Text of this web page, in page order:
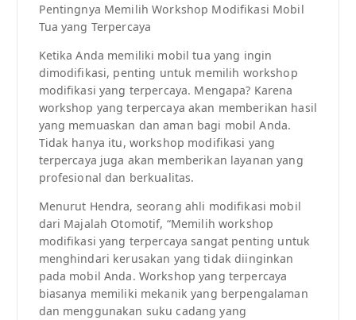
Pentingnya Memilih Workshop Modifikasi Mobil
Tua yang Terpercaya
Ketika Anda memiliki mobil tua yang ingin
dimodifikasi, penting untuk memilih workshop
modifikasi yang terpercaya. Mengapa? Karena
workshop yang terpercaya akan memberikan hasil
yang memuaskan dan aman bagi mobil Anda.
Tidak hanya itu, workshop modifikasi yang
terpercaya juga akan memberikan layanan yang
profesional dan berkualitas.
Menurut Hendra, seorang ahli modifikasi mobil
dari Majalah Otomotif, “Memilih workshop
modifikasi yang terpercaya sangat penting untuk
menghindari kerusakan yang tidak diinginkan
pada mobil Anda. Workshop yang terpercaya
biasanya memiliki mekanik yang berpengalaman
dan menggunakan suku cadang yang